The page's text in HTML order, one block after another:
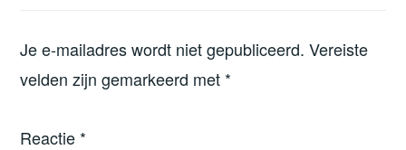
Je e-mailadres wordt niet gepubliceerd. Vereiste
velden zijn gemarkeerd met *
Reactie *